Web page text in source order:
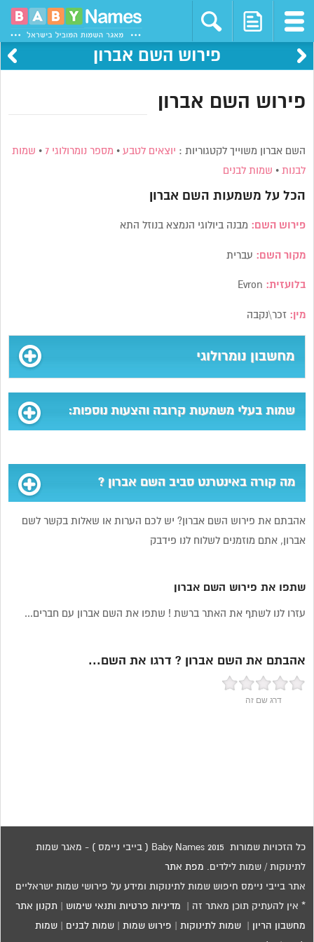
פירוש השם אברון
פירוש השם אברון
השם אברון משוייך לקטגוריות : יוצאים לטבע • מספר נומרולוגי 7 • שמות
לבנות • שמות לבנים
הכל על משמעות השם אברון
פירוש השם: מבנה ביולוגי הנמצא בנוזל התא
מקור השם: עברית
בלועזית:
מין: זכר\נקבה
מחשבון נומרולוגי
שמות בעלי משמעות קרובה והצעות נוספות:
מה קורה באינטרנט סביב השם אברון ?
אהבתם את פירוש השם אברון? יש לכם הערות או שאלות בקשר לשם
אברון, אתם מוזמנים לשלוח לנו פידבק
שתפו את פירוש השם אברון
עזרו לנו לשתף את האתר ברשת ! שתפו את השם אברון עם חברים...
אהבתם את השם אברון ? דרגו את השם...
דרג שם זה
כל הזכויות שמורות 2015 Baby Names ( בייבי ניימס ) - מאגר שמות
לתינוקות / שמות לילדים. מפת אתר
אתר בייבי ניימס חיפוש שמות לתינוקות ומידע על פירושי שמות ישראליים
* אין להעתיק תוכן מאתר זה | מדיניות פרטיות ותנאי שימוש תקנון אתר
מחשבון הריון |שמות לתינוקות פירוש שמות |שמות לבנים |שמות